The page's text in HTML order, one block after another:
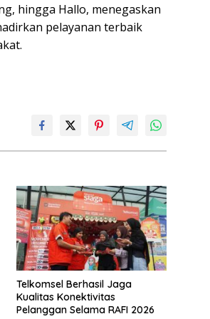
hingga Hallo, menegaskan
pelayanan terbaik
Telkomsel Berhasil Jaga
Kualitas Konektivitas
Pelanggan Selama RAFI 2026